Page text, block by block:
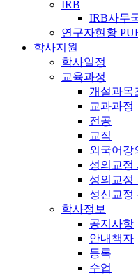
IRB
IRB사무
연구자현황
학사지원
학사일정
교육과정
개설과목
교과과정
전공
교직
외국어강
성의교정
성의교정
성신교정
학사정보
공지사항
안내책자
등록
수업